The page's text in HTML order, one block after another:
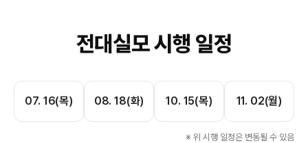
전대실모 시행 일정
07. 16(목) 08. 18(화) 10. 15(목) 11. 02(월)
※ 위 시행 일정은 변동될 수 있음